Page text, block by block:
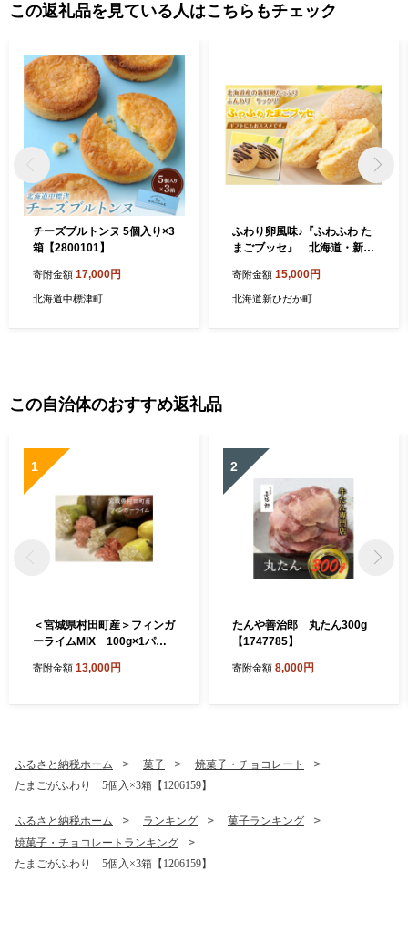
この返礼品を見ている人はこちらもチェック
チーズブルトンヌ 5個入り×3
箱【2800101】
寄附金額 17,000円
北海道中標津町
ふわり卵風味♪『ふわふわ た
まごブッセ』 北海道・新ひ
寄附金額 15,000円
北海道新ひだか町
この自治体のおすすめ返礼品
1
＜宮城県村田町産＞フィンガ
ーライムMIX 100g×1パッ
寄附金額 13,000円
2
たんや善治郎 丸たん300g
【1747785】
寄附金額 8,000円
ふるさと納税ホーム 菓子
焼菓子・チョコレート
たまごがふわり 5個入×3箱【1206159】
ふるさと納税ホーム ランキング
菓子ランキング
焼菓子・チョコレートランキング
たまごがふわり 5個入×3箱【1206159】